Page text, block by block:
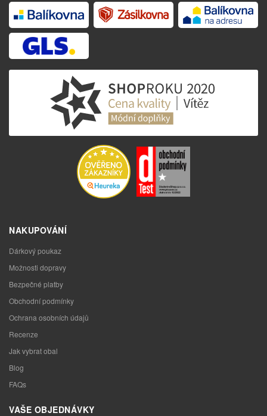
NAKUPOVÁNÍ
Dárkový poukaz
Možnosti dopravy
Bezpečné platby
Obchodní podmínky
Ochrana osobních údajů
Recenze
Jak vybrat obal
Blog
FAQs
VAŠE OBJEDNÁVKY